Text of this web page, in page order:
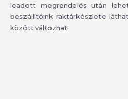
leadott megrendelés után
beszállítóink raktárkészlete
között változhat!